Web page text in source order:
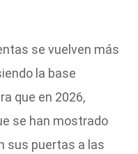
se vuelven más
la base
que en 2026,
se han mostrado
sus puertas a las